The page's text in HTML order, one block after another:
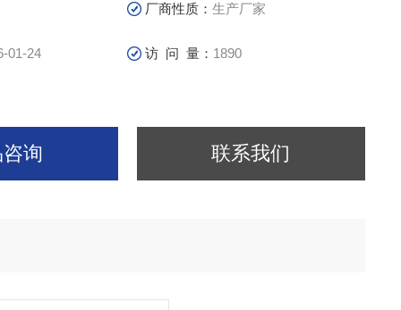
厂商性质：生产厂家
01-24 访 问 量： 1890
询 联系我们